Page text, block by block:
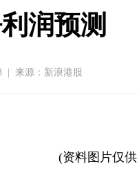
润预测
来源：新浪港股
(资料图片仅